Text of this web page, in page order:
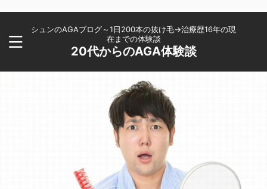
シュンのAGAブログ～1日200本の抜け毛→治療歴16年の現
在までの体験談
20代からのAGA体験談